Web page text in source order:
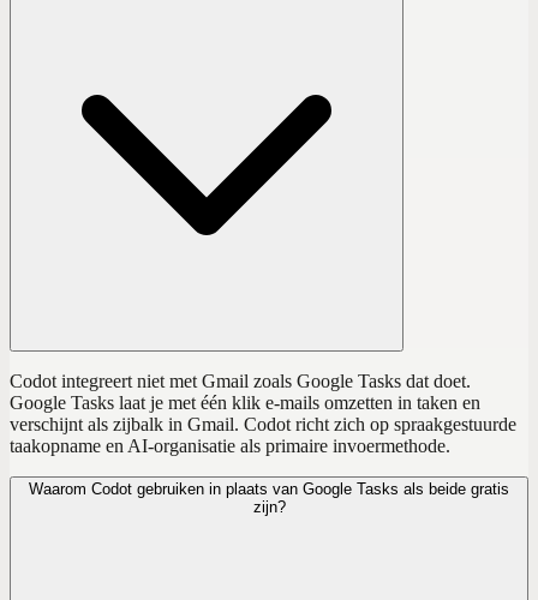
Codot integreert niet met Gmail zoals Google Tasks dat doet.
Google Tasks laat je met één klik e-mails omzetten in taken en
verschijnt als zijbalk in Gmail. Codot richt zich op spraakgestuurde
taakopname en AI-organisatie als primaire invoermethode.
Waarom Codot gebruiken in plaats van Google Tasks als beide gratis
zijn?